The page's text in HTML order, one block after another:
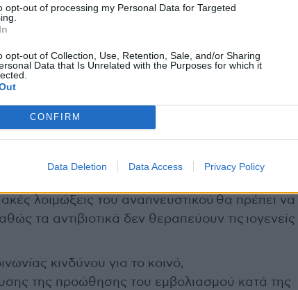
opt-out of processing my Personal Data for Targeted
opt-out of Collection, Use, Retention, Sale, and/or Sharing
Data that Is Unrelated with the Purposes for which it
CONFIRM
Data Deletion Data Access Privacy Policy
όσο και στα νοσοκομεία ενηλίκων.
της έγκαιρης διάγνωσης και των
θεραπείας και της εφαρμογής της
ότι, όταν ενδείκνυται, η έγκαιρη χρήση αντι-
και τη γρίπη, μπορεί να αποτρέψει την εξέλιξη
και ότι μπορεί να εξεταστεί το ενδεχόμενο
(σύμφωνα με τις εθνικές κατευθυντήριες
λοιμώξεις του αναπνευστικού θα πρέπει να
τα αντιβιοτικά δεν θεραπεύουν τις ιογενείς
κινδύνου για το κοινό,
της προώθησης του εμβολιασμού κατά της